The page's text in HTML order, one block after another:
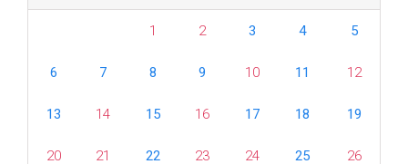
1 2 3 4 5
6 7 8 9 10 11 12
13 14 15 16 17 18 19
20 21 22 23 24 25 26